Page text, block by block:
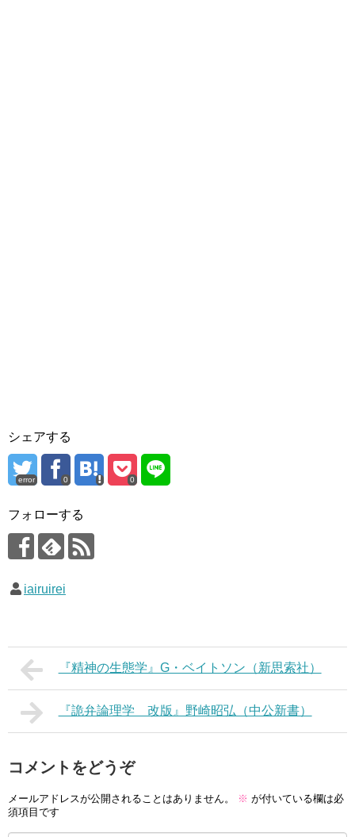
シェアする
error 0 0
フォローする
iairuirei
『精神の生態学』G・ベイトソン（新思索社）
『詭弁論理学 改版』野崎昭弘（中公新書）
コメントをどうぞ
メールアドレスが公開されることはありません。 ※ が付いている欄は必
須項目です